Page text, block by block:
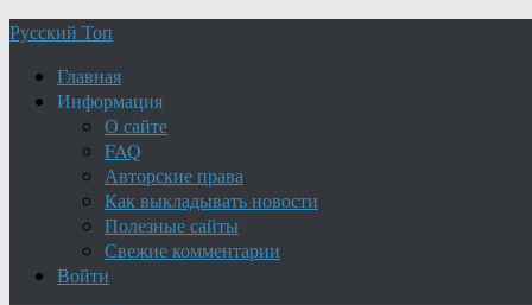
Русский Топ
Главная
Информация
О сайте
FAQ
Авторские права
Как выкладывать новости
Полезные сайты
Свежие комментарии
Войти